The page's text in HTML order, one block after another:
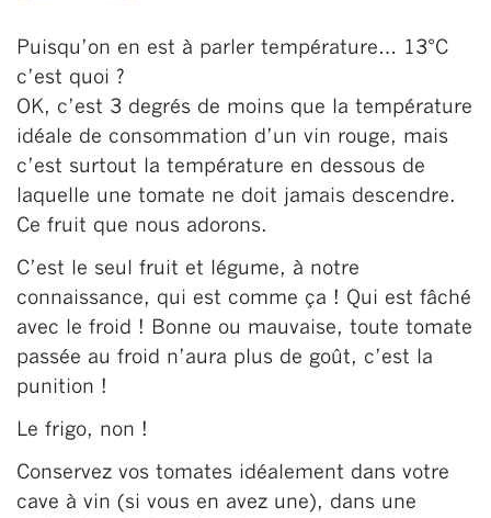
Puisqu’on en est à parler température… 13°C
c’est quoi ?
OK, c’est 3 degrés de moins que la température
idéale de consommation d’un vin rouge, mais
c’est surtout la température en dessous de
laquelle une tomate ne doit jamais descendre.
Ce fruit que nous adorons.
C’est le seul fruit et légume, à notre
connaissance, qui est comme ça ! Qui est fâché
avec le froid ! Bonne ou mauvaise, toute tomate
passée au froid n’aura plus de goût, c’est la
punition !
Le frigo, non !
Conservez vos tomates idéalement dans votre
cave à vin (si vous en avez une), dans une